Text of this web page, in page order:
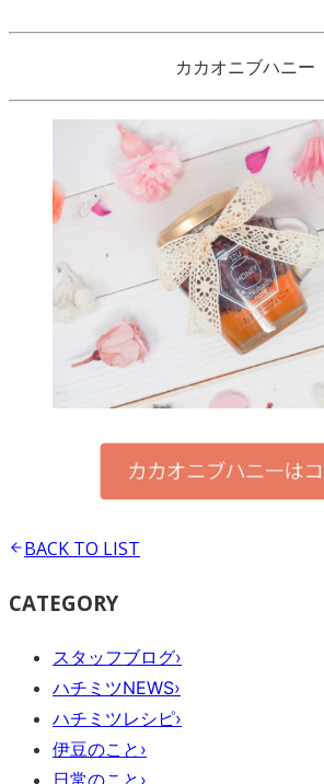
カカオニブハニー
BACK TO LIST
CATEGORY
スタッフブログ›
ハチミツNEWS›
ハチミツレシピ›
伊豆のこと ›
日常のこと ›